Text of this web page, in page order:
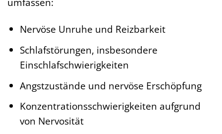
Nervöse Unruhe und Reizbarkeit
Schlafstörungen, insbesondere
Einschlafschwierigkeiten
Angstzustände und nervöse Erschöpfung
Konzentrationsschwierigkeiten aufgrund
von Nervosität